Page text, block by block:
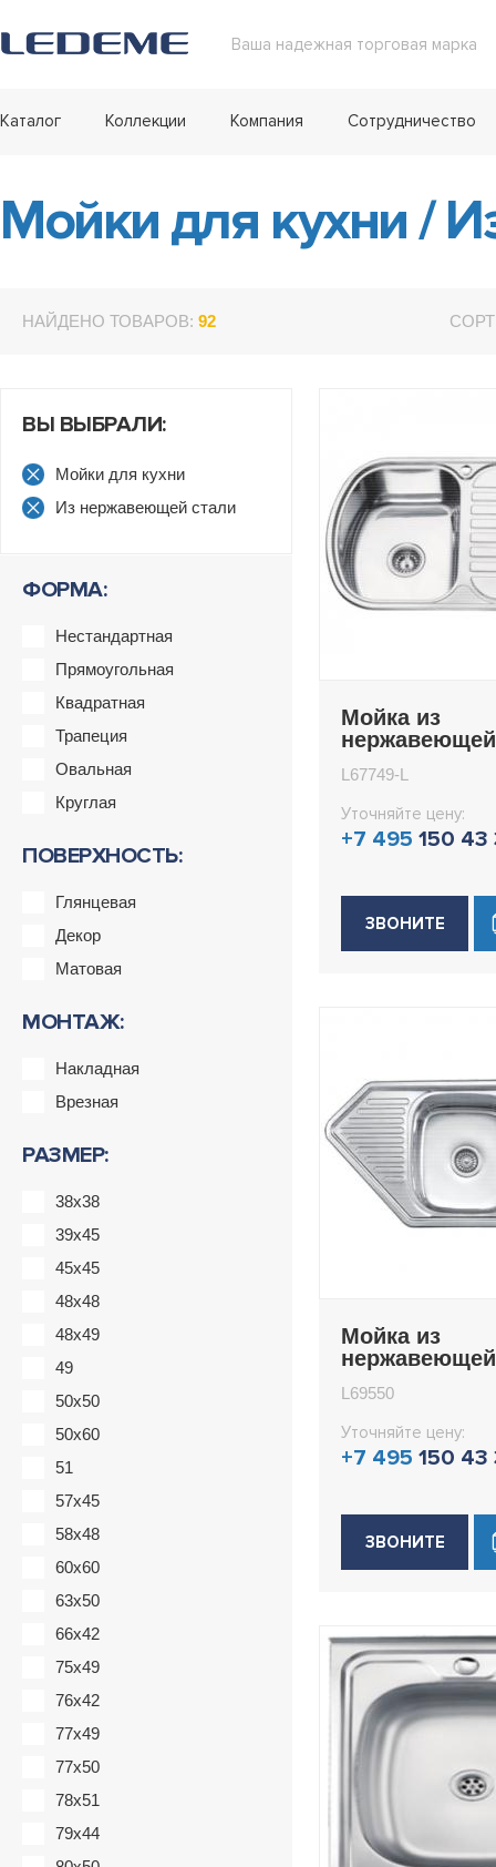
Ваша надежная торговая марка
Каталог Коллекции Компания Сотрудничество
Мойки для кухни/
НАЙДЕНО ТОВАРОВ: 92
ВЫ ВЫБРАЛИ:
Мойки для кухни
Из нержавеющей стали
ФОРМА:
Нестандартная
Прямоугольная
Квадратная
Трапеция
Овальная
Круглая
ПОВЕРХНОСТЬ:
Глянцевая
Декор
Матовая
МОНТАЖ:
Накладная
Врезная
РАЗМЕР:
38x38
39x45
45x45
48x48
48x49
49
50x50
50x60
51
57x45
58x48
60x60
63x50
66x42
75x49
76x42
77x49
77x50
78x51
79x44
Мойка из
Ledeme
L67749-L
Уточняйте цену:
+7 495 150 43
ЗВОНИТЕ
Мойка из
Ledeme
L69550
Уточняйте цену:
+7 495 150 43
ЗВОНИТЕ